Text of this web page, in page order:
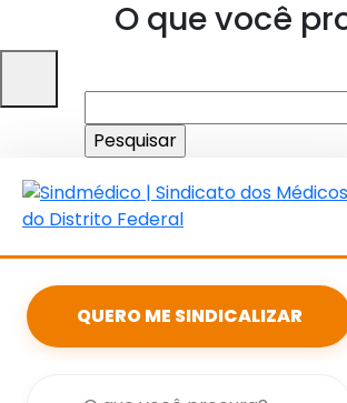
O que você
por:
QUERO ME SINDICALIZAR